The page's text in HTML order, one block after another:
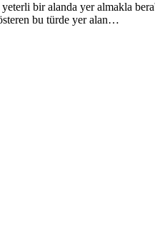
bir alanda yer almakla
bu türde yer alan…